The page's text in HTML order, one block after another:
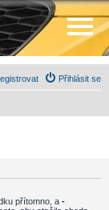
Přihlásit se
přítomno, a -